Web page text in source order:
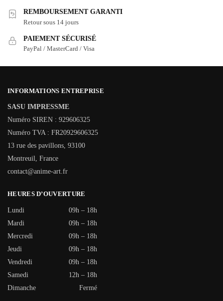
REMBOURSEMENT GARANTI
Retour sous 14 jours
PAIEMENT SÉCURISÉ
PayPal / MasterCard / Visa
INFORMATIONS ENTREPRISE
SASU IMPRESSME
Numéro SIREN : 929606325
Numéro TVA : FR20929606325
13 rue des pavillons, 93100
Montreuil, France
contact@anime-art.fr
HEURES D’OUVERTURE
Lundi
09h – 18h
Mardi
09h – 18h
Mercredi
09h – 18h
Jeudi
09h – 18h
Vendredi
09h – 18h
Samedi
12h – 18h
Dimanche
Fermé